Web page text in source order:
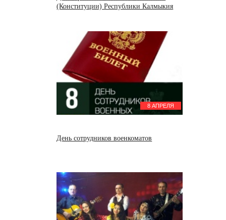
(Конституции) Республики Калмыкия
8 АПРЕЛЯ
День сотрудников военкоматов